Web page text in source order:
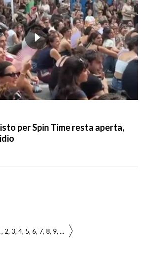
per Spin Time resta aperta,
2 3 4 5 6 7 8 9 ...